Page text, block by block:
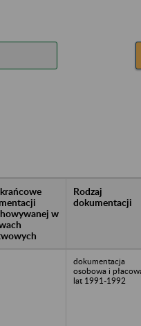
w
Rodzaj
dokumentacji
dokumentacja
osobowa i
lat 1991-1992